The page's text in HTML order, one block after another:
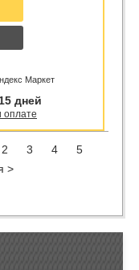
Маркет
дней
оплате
2 3 4
5
>